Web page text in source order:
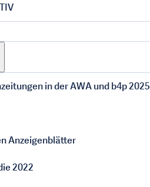
in der AWA und b4p 2025
Anzeigenblätter
2022